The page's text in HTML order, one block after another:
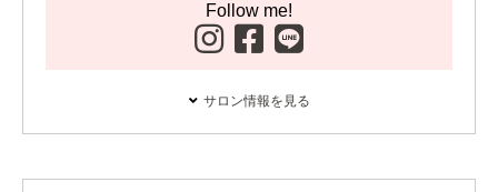
Follow me!
サロン情報を見る